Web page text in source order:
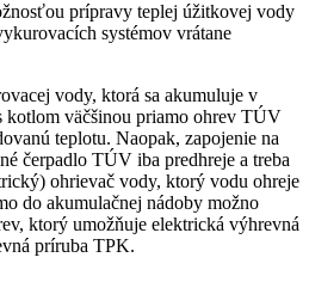
prípravy teplej úžitkovej vody
systémov vrátane
vody, ktorá sa akumuluje v
kotlom väčšinou priamo ohrev TÚV
teplotu. Naopak, zapojenie na
čerpadlo TÚV iba predhreje a treba
ohrievač vody, ktorý vodu ohreje
do akumulačnej nádoby možno
ktorý umožňuje elektrická výhrevná
príruba TPK.